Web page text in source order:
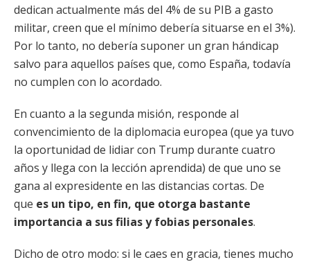
dedican actualmente más del 4% de su PIB a gasto
militar, creen que el mínimo debería situarse en el 3%).
Por lo tanto, no debería suponer un gran hándicap
salvo para aquellos países que, como España, todavía
no cumplen con lo acordado.
En cuanto a la segunda misión, responde al
convencimiento de la diplomacia europea (que ya tuvo
la oportunidad de lidiar con Trump durante cuatro
años y llega con la lección aprendida) de que uno se
gana al expresidente en las distancias cortas. De
que es un tipo, en fin, que otorga bastante
importancia a sus filias y fobias personales.
Dicho de otro modo: si le caes en gracia, tienes mucho